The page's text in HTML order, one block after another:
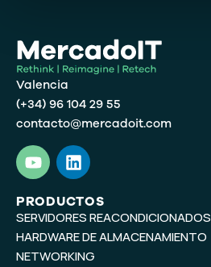
Valencia
(+34) 96 104 29 55
contacto@mercadoit.com
Y
o
u
t
u
b
e
L
i
n
k
e
d
i
PRODUCTOS
SERVIDORES REACONDICIONADOS
HARDWARE DE ALMACENAMIENTO
NETWORKING